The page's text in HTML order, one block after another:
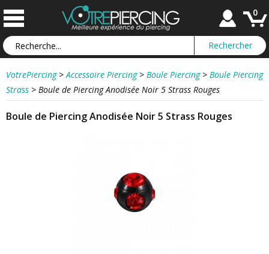
0
VotrePiercing > Accessoire Piercing > Boule Piercing > Boule Piercing
Strass > Boule de Piercing Anodisée Noir 5 Strass Rouges
Boule de Piercing Anodisée Noir 5 Strass Rouges